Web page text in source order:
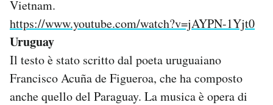
Vietnam.
https://www.youtube.com/watch?v=jAYPN-1Yjt0
Uruguay
Il testo è stato scritto dal poeta uruguaiano
Francisco Acuña de Figueroa, che ha composto
anche quello del Paraguay. La musica è opera di